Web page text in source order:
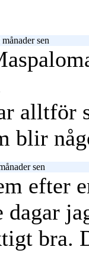
sen
alltför
blir
sen
efter
bra.